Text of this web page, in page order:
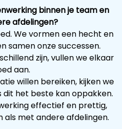
binnen je team en
afdelingen?
We vormen een hecht en
samen onze successen.
zijn, vullen we elkaar
aan.
willen bereiken, kijken we
dit het beste kan oppakken.
effectief en prettig,
als met andere afdelingen.